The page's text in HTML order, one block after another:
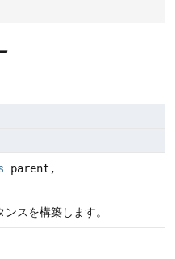
parent,
ンスを構築します。